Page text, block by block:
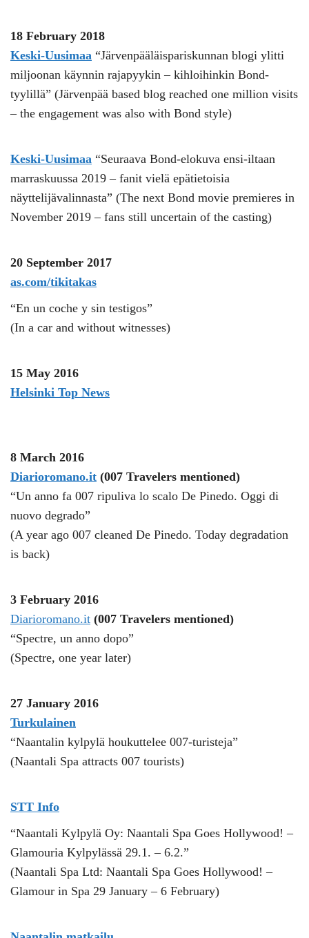
18 February 2018
Keski-Uusimaa “Järvenpääläispariskunnan blogi ylitti
miljoonan käynnin rajapyykin – kihloihinkin Bond-
tyylillä” (Järvenpää based blog reached one million visits
– the engagement was also with Bond style)
Keski-Uusimaa “Seuraava Bond-elokuva ensi-iltaan
marraskuussa 2019 – fanit vielä epätietoisia
näyttelijävalinnasta” (The next Bond movie premieres in
November 2019 – fans still uncertain of the casting)
20 September 2017
as.com/tikitakas
“En un coche y sin testigos”
(In a car and without witnesses)
15 May 2016
Helsinki Top News
8 March 2016
Diarioromano.it (007 Travelers mentioned)
“Un anno fa 007 ripuliva lo scalo De Pinedo. Oggi di
nuovo degrado”
(A year ago 007 cleaned De Pinedo. Today degradation
is back)
3 February 2016
Diarioromano.it (007 Travelers mentioned)
“Spectre, un anno dopo”
(Spectre, one year later)
27 January 2016
Turkulainen
“Naantalin kylpylä houkuttelee 007-turisteja”
(Naantali Spa attracts 007 tourists)
STT Info
“Naantali Kylpylä Oy: Naantali Spa Goes Hollywood! –
Glamouria Kylpylässä 29.1. – 6.2.”
(Naantali Spa Ltd: Naantali Spa Goes Hollywood! –
Glamour in Spa 29 January – 6 February)